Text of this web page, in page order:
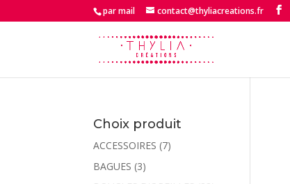
par mail contact@thyliacreations.fr
Choix produit
ACCESSOIRES (7)
BAGUES (3)